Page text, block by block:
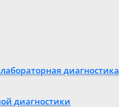
диагностика
диагностики